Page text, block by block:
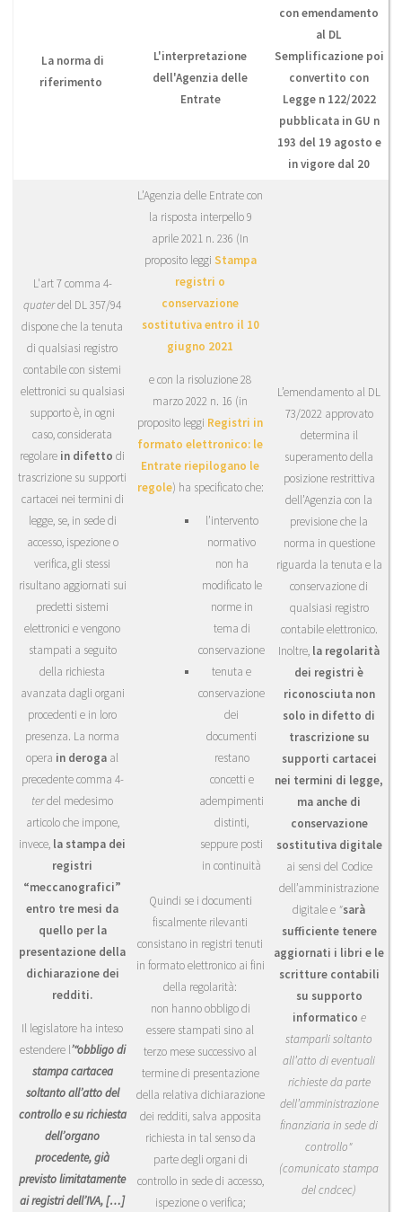
La norma di
riferimento
L'interpretazione
dell'Agenzia delle
Entrate
con emendamento
al DL
Semplificazione poi
convertito con
Legge n 122/2022
pubblicata in GU n
193 del 19 agosto e
in vigore dal 20
L'art 7 comma 4-
quaterdel DL 357/94
dispone che la tenuta
di qualsiasi registro
contabile con sistemi
elettronici su qualsiasi
supporto è, in ogni
caso, considerata
regolare in difetto di
trascrizione su supporti
cartacei nei termini di
legge, se, in sede di
accesso, ispezione o
verifica, gli stessi
risultano aggiornati sui
predetti sistemi
elettronici e vengono
stampati a seguito
della richiesta
avanzata dagli organi
procedenti e in loro
presenza. La norma
opera in deroga al
precedente comma 4-
terdel medesimo
articolo che impone,
invece, la stampa dei
registri
“meccanografici”
entro tre mesi da
quello per la
presentazione della
dichiarazione dei
redditi.
Il legislatore ha inteso
estendere l’“obbligo di
stampa cartacea
soltanto all’atto del
controllo e su richiesta
dell’organo
procedente, già
previsto limitatamente
ai registri dell’IVA, […]
L’Agenzia delle Entrate con
la risposta interpello 9
aprile 2021 n. 236 (In
proposito leggi Stampa
registri o
conservazione
sostitutiva entro il 10
giugno 2021
e con la risoluzione 28
marzo 2022 n. 16 (in
proposito leggi Registri in
formato elettronico: le
Entrate riepilogano le
regole) ha specificato che:
l’intervento
normativo
non ha
modificato le
norme in
tema di
conservazione
tenuta e
conservazione
dei
documenti
restano
concetti e
adempimenti
distinti,
seppure posti
in continuità
Quindi se i documenti
fiscalmente rilevanti
consistano in registri tenuti
in formato elettronico ai fini
della regolarità:
non hanno obbligo di
essere stampati sino al
terzo mese successivo al
termine di presentazione
della relativa dichiarazione
dei redditi, salva apposita
richiesta in tal senso da
parte degli organi di
controllo in sede di accesso,
ispezione o verifica;
L’emendamento al DL
73/2022 approvato
determina il
superamento della
posizione restrittiva
dell’Agenzia con la
previsione che la
norma in questione
riguarda la tenuta e la
conservazione di
qualsiasi registro
contabile elettronico.
Inoltre, la regolarità
dei registri è
riconosciuta non
solo in difetto di
trascrizione su
supporti cartacei
nei termini di legge,
ma anche di
conservazione
sostitutiva digitale
ai sensi del Codice
dell’amministrazione
digitale e "sarà
sufficiente tenere
aggiornati i libri e le
scritture contabili
su supporto
informatico e
stamparli soltanto
all’atto di eventuali
richieste da parte
dell’amministrazione
finanziaria in sede di
controllo"
(comunicato stampa
del cndcec)